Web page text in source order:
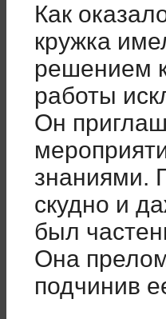
Как
кружка
решением
работы
Он
знаниями.
скудно и
был
Она
подчинив